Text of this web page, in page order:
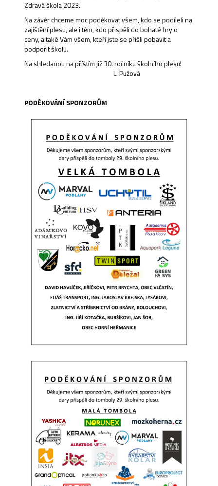
Zdravá škola 2023.
Na závěr chceme moc poděkovat všem, kdo se podíleli na
zajištění plesu, ale i těm, kdo přispěli do bohaté hry o
ceny, a také Vám všem, kteří jste se přišli pobavit a
podpořit školu.
Na shledanou na příštím již 30. ročníku školního plesu!
L. Pužová
PODĚKOVÁNÍ SPONZORŮM